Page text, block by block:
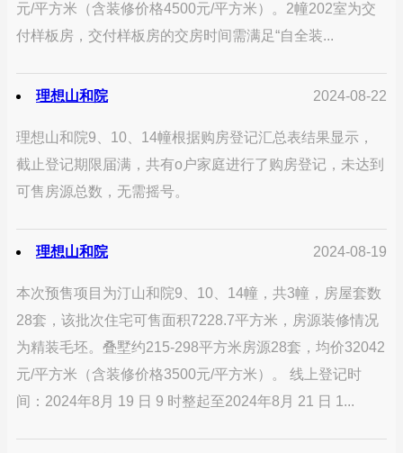
元/平方米（含装修价格4500元/平方米）。2幢202室为交
付样板房，交付样板房的交房时间需满足“自全装...
理想山和院 2024-08-22
理想山和院9、10、14幢根据购房登记汇总表结果显示，
截止登记期限届满，共有o户家庭进行了购房登记，未达到
可售房源总数，无需摇号。
理想山和院 2024-08-19
本次预售项目为汀山和院9、10、14幢，共3幢，房屋套数
28套，该批次住宅可售面积7228.7平方米，房源装修情况
为精装毛坯。叠墅约215-298平方米房源28套，均价32042
元/平方米（含装修价格3500元/平方米）。 线上登记时
间：2024年8月 19 日 9 时整起至2024年8月 21 日 1...